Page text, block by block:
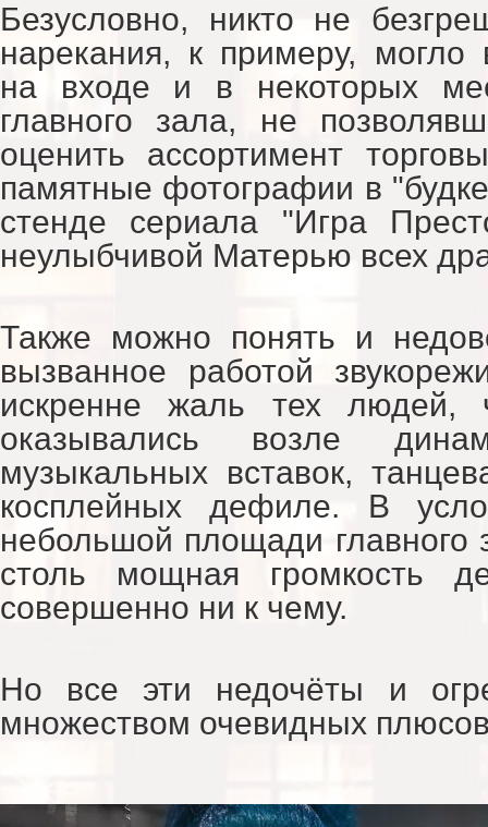
Безусловно, никто не
нарекания, к примеру, могло
на входе и в некоторых
главного зала, не
оценить ассортимент
памятные фотографии в
стенде сериала "Игра
неулыбчивой Матерью всех
Также можно понять и
вызванное работой
искренне жаль тех людей,
оказывались возле
музыкальных вставок,
косплейных дефиле. В
небольшой площади
столь мощная громкость
совершенно ни к чему.
Но все эти недочёты и
множеством очевидных